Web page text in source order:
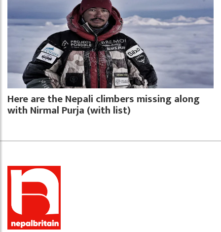
Here are the Nepali climbers missing along
with Nirmal Purja (with list)